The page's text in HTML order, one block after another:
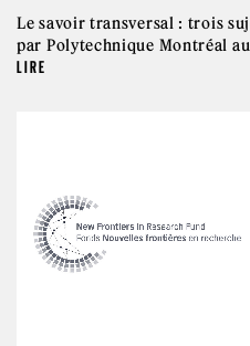
Le savoir transversal : trois
par Polytechnique Montréal
LIRE